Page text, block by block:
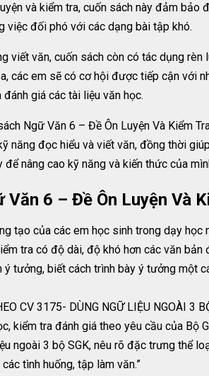
và kiểm tra, cuốn sách này đảm
việc đối phó với các dạng bài tập khó.
viết văn, cuốn sách còn có tác dụng
các em sẽ có cơ hội được tiếp cận với
giá các tài liệu văn học.
Ngữ Văn 6 – Đề Ôn Luyện Và Kiểm
năng đọc hiểu và viết văn, đồng thời
nâng cao kỹ năng và kiến thức của
6 – Đề Ôn Luyện Và
tạo của các em học sinh trong dạy
tra có độ dài, độ khó hơn các văn bản
ý tưởng, biết cách trình bày ý tưởng một
CV 3175- DÙNG NGỮ LIỆU NGOÀI
kiểm tra đánh giá theo yêu cầu của Bộ
ngoài 3 bộ SGK, nêu rõ đặc trưng thể
tình huống, tập làm văn.”